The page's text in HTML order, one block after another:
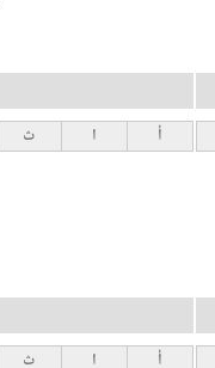
أ ا ث
أ ا ث